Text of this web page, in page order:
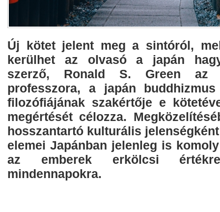
Új kötet jelent meg a sintóról,
kerülhet az olvasó a japán
szerző, Ronald S. Green az
professzora, a japán
filozófiájának szakértője e
megértését célozza.
hosszantartó kulturális
elemei Japánban jelenleg is
az emberek erkölcsi
mindennapokra.